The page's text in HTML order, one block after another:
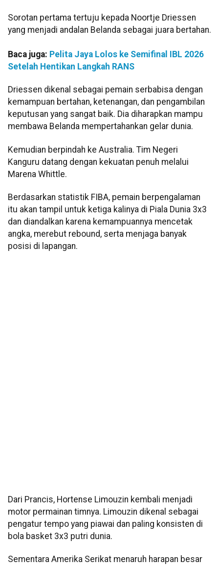
Sorotan pertama tertuju kepada Noortje Driessen
yang menjadi andalan Belanda sebagai juara bertahan.
Baca juga: Pelita Jaya Lolos ke Semifinal IBL 2026
Setelah Hentikan Langkah RANS
Driessen dikenal sebagai pemain serbabisa dengan
kemampuan bertahan, ketenangan, dan pengambilan
keputusan yang sangat baik. Dia diharapkan mampu
membawa Belanda mempertahankan gelar dunia.
Kemudian berpindah ke Australia. Tim Negeri
Kanguru datang dengan kekuatan penuh melalui
Marena Whittle.
Berdasarkan statistik FIBA, pemain berpengalaman
itu akan tampil untuk ketiga kalinya di Piala Dunia 3x3
dan diandalkan karena kemampuannya mencetak
angka, merebut rebound, serta menjaga banyak
posisi di lapangan.
Dari Prancis, Hortense Limouzin kembali menjadi
motor permainan timnya. Limouzin dikenal sebagai
pengatur tempo yang piawai dan paling konsisten di
bola basket 3x3 putri dunia.
Sementara Amerika Serikat menaruh harapan besar